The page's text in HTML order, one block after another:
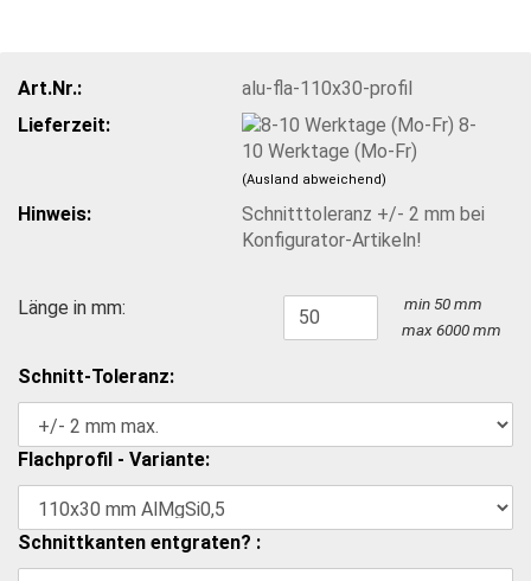
Art.Nr.:
alu-fla-110x30-profil
Lieferzeit:
8-
10 Werktage (Mo-Fr)
(Ausland abweichend)
Hinweis:
Schnitttoleranz +/- 2 mm bei
Konfigurator-Artikeln!
Länge in mm:
min 50 mm
max 6000 mm
Schnitt-Toleranz:
Flachprofil - Variante:
Schnittkanten entgraten? :